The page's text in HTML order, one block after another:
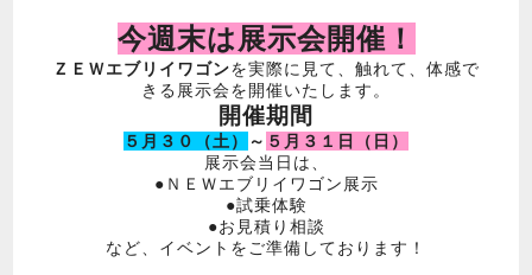
今週末は展示会開催！
ＺＥＷエブリイワゴンを実際に見て、触れて、体感で
きる展示会を開催いたします。
開催期間
５月３０（土） ～ ５月３１日（日）
展示会当日は、
●ＮＥＷエブリイワゴン展示
●試乗体験
●お見積り相談
など、イベントをご準備しております！